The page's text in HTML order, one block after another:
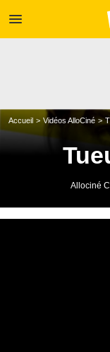
menu
Accueil Vidéos AlloCiné
Allociné